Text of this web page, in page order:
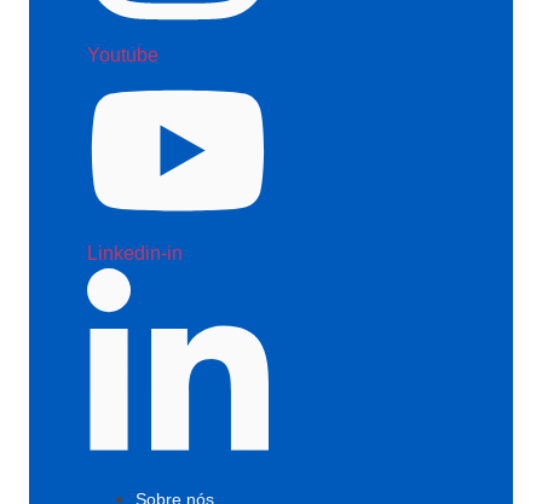
Youtube
Linkedin-in
Sobre nós